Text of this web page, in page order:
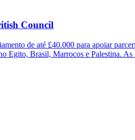
Council
de até £40.000 para apoiar
Egito, Brasil, Marrocos e Palestina.